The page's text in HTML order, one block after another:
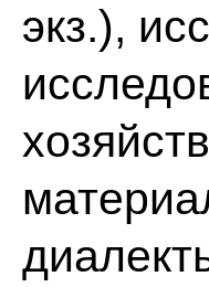
экз.),